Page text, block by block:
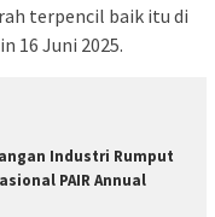
terpencil baik itu di
16 Juni 2025.
Industri Rumput
PAIR Annual